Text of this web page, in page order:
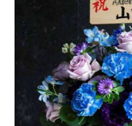
お買い物を続ける
お買い物を続ける